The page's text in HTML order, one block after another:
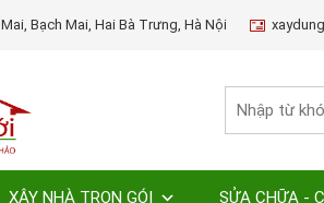
Bạch Mai, Hai Bà Trưng, Hà Nội
XÂY NHÀ TRỌN GÓI SỬA CHỮA -